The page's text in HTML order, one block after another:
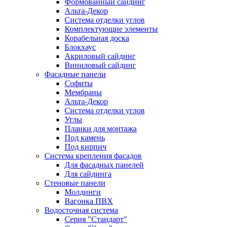
Формованный сайдинг
Альта-Декор
Система отделки углов
Комплектующие элементы
Корабельная доска
Блокхаус
Акриловый сайдинг
Виниловый сайдинг
Фасадные панели
Софиты
Мембраны
Альта-Декор
Система отделки углов
Углы
Планки для монтажа
Под камень
Под кирпич
Система крепления фасадов
Для фасадных панелей
Для сайдинга
Стеновые панели
Молдинги
Вагонка ПВХ
Водосточная система
Серия "Стандарт"